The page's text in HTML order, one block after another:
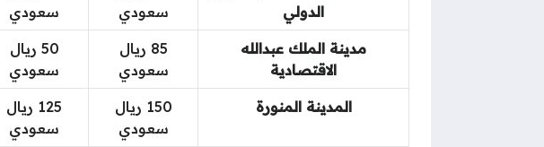
الدولي
سعودي
سعودي
مدينة الملك عبدالله
الاقتصادية
85 ريال
سعودي
50 ريال
سعودي
المدينة المنورة
150 ريال
سعودي
125 ريال
سعودي